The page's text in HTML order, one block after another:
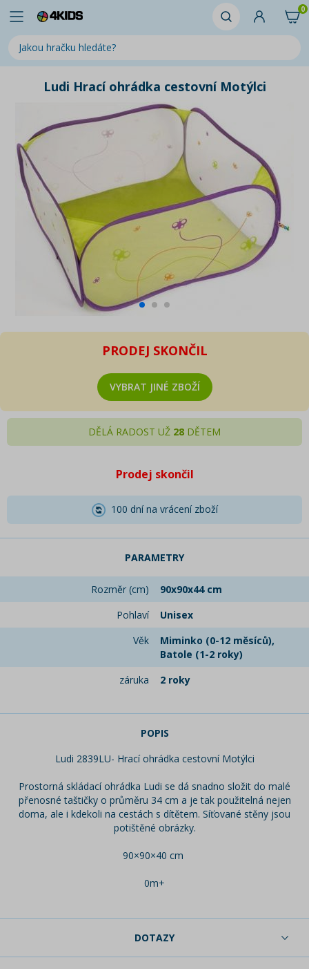
0
Ludi Hrací ohrádka cestovní Motýlci
PRODEJ SKONČIL
VYBRAT JINÉ ZBOŽÍ
DĚLÁ RADOST UŽ 28 DĚTEM
Prodej skončil
100 dní na vrácení zboží
PARAMETRY
Rozměr (cm)
90x90x44 cm
Pohlaví
Unisex
Věk
Miminko (0-12 měsíců),
Batole (1-2 roky)
záruka
2 roky
POPIS
Ludi 2839LU- Hrací ohrádka cestovní Motýlci
Prostorná skládací ohrádka Ludi se dá snadno složit do malé
přenosné taštičky o průměru 34 cm a je tak použitelná nejen
doma, ale i kdekoli na cestách s dítětem. Síťované stěny jsou
potištěné obrázky.
90×90×40 cm
0m+
DOTAZY